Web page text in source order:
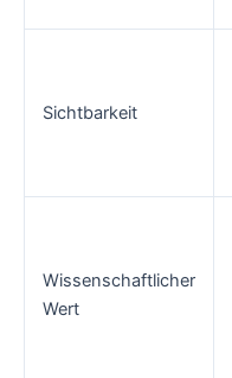
Sichtbarkeit
Wissenschaftlicher
Wert